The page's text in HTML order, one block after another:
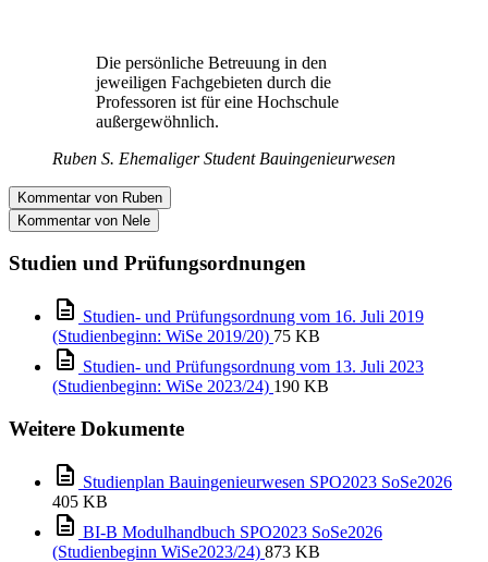
Die persönliche Betreuung in den
jeweiligen Fachgebieten durch die
Professoren ist für eine Hochschule
außergewöhnlich.
Ruben S. Ehemaliger Student Bauingenieurwesen
Kommentar von Ruben
Kommentar von Nele
Studien und Prüfungsordnungen
Studien- und Prüfungsordnung vom 16. Juli 2019
(Studienbeginn: WiSe 2019/20) 75 KB
Studien- und Prüfungsordnung vom 13. Juli 2023
(Studienbeginn: WiSe 2023/24) 190 KB
Weitere Dokumente
Studienplan Bauingenieurwesen SPO2023 SoSe2026
405 KB
BI-B Modulhandbuch SPO2023 SoSe2026
(Studienbeginn WiSe2023/24) 873 KB